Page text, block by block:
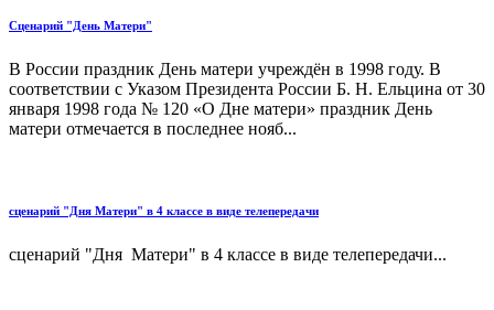
Сценарий "День Матери"
В России праздник День матери учреждён в 1998 году. В
соответствии с Указом Президента России Б. Н. Ельцина от 30
января 1998 года № 120 «О Дне матери» праздник День
матери отмечается в последнее нояб...
сценарий "Дня Матери" в 4 классе в виде телепередачи
сценарий "Дня Матери" в 4 классе в виде телепередачи...